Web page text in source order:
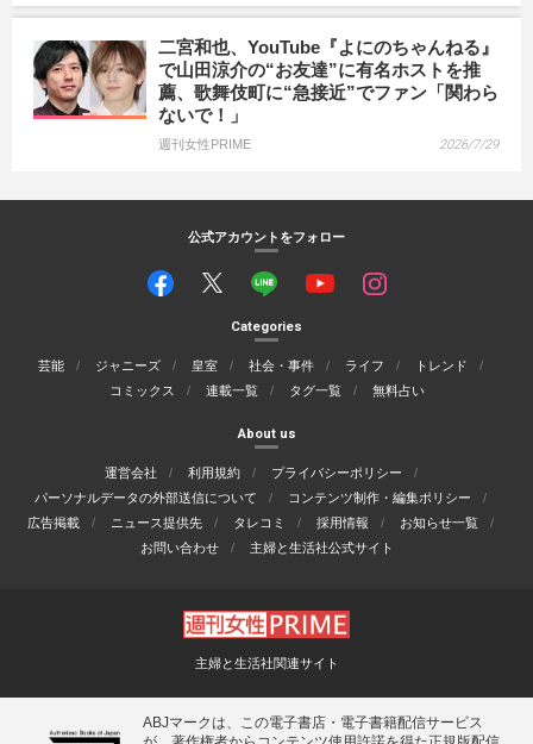
二宮和也、YouTube『よにのちゃんねる』
で山田涼介の“お友達”に有名ホストを推
薦、歌舞伎町に“急接近”でファン「関わら
ないで！」
週刊女性PRIME 2026/7/29
公式アカウントをフォロー
Categories
芸能 ジャニーズ 皇室 社会・事件 ライフ
トレンド
コミックス
連載一覧 タグ一覧 無料占い
About us
運営会社 利用規約
プライバシーポリシー
パーソナルデータの外部送信について
コンテンツ制作・編集ポリシー
広告掲載
ニュース提供先 タレコミ 採用情報
お知らせ一覧
お問い合わせ
主婦と生活社公式サイト
主婦と生活社関連サイト
ABJマークは、この電子書店・電子書籍配信サービス